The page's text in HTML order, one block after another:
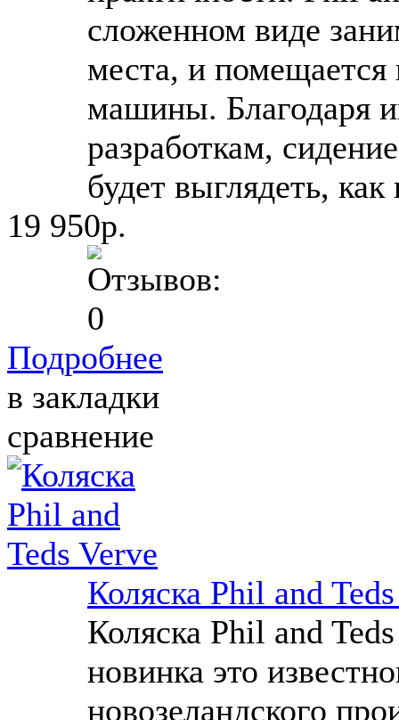
сложенном виде
места, и помещается
машины. Благодаря
разработкам,
будет выглядеть, как
19 950р.
Подробнее
в закладки
сравнение
Коляска Phil and
Коляска Phil and
новинка это
новозеландского